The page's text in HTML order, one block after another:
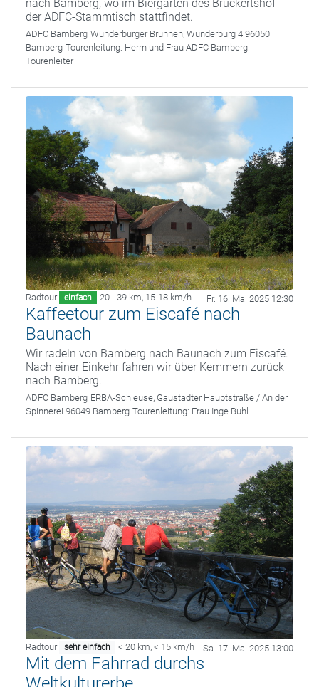
nach Bamberg, wo im Biergarten des Bruckertshof
der ADFC-Stammtisch stattfindet.
ADFC Bamberg Wunderburger Brunnen, Wunderburg 4 96050
Bamberg Tourenleitung: Herrn und Frau ADFC Bamberg
Tourenleiter
Radtour einfach 20 - 39 km, 15-18 km/h Fr. 16. Mai 2025 12:30
Kaffeetour zum Eiscafé nach
Baunach
Wir radeln von Bamberg nach Baunach zum Eiscafé.
Nach einer Einkehr fahren wir über Kemmern zurück
nach Bamberg.
ADFC Bamberg ERBA-Schleuse, Gaustadter Hauptstraße / An der
Spinnerei 96049 Bamberg Tourenleitung: Frau Inge Buhl
Radtour sehr einfach < 20 km, < 15 km/h Sa. 17. Mai 2025 13:00
Mit dem Fahrrad durchs